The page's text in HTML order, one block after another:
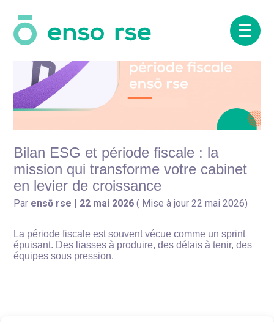
Aller
au
RSE & impact
Presse
Glossaire
Bilan ESG et période fiscale : la
mission qui transforme votre cabinet
en levier de croissance
Par ensō rse | 22 mai 2026 ( Mise à jour 22 mai 2026)
La période fiscale est souvent vécue comme un sprint
épuisant. Des liasses à produire, des délais à tenir, des
équipes sous pression.